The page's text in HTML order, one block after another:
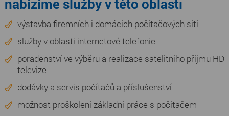
nabízíme služby v této oblasti
výstavba firemních i domácích počítačových sítí
služby v oblasti internetové telefonie
poradenství ve výběru a realizace satelitního příjmu HD
televize
dodávky a servis počítačů a příslušenství
možnost proškolení základní práce s počítačem